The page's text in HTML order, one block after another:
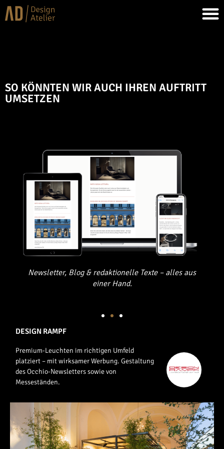
SO KÖNNTEN WIR AUCH IHREN AUFTRITT
UMSETZEN
Newsletter, Blog & redaktionelle Texte – alles aus
einer Hand.
DESIGN RAMPF
Premium-Leuchten im richtigen Umfeld
platziert – mit wirksamer Werbung. Gestaltung
des Occhio-Newsletters sowie von
Messeständen.